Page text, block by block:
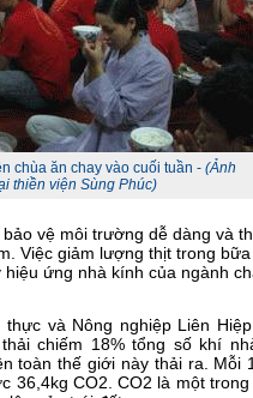
chùa ăn chay vào cuối tuần -(Ảnh
thiền viện Sùng Phúc)
vệ môi trường dễ dàng và
Việc giảm lượng thịt trong
ứng nhà kính của ngành
và Nông nghiệp Liên
chiếm 18% tổng số khí
toàn thế giới này thải ra. Mỗi
36,4kg CO2. CO2 là một